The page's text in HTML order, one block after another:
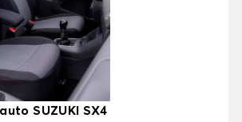
SUZUKI SX4